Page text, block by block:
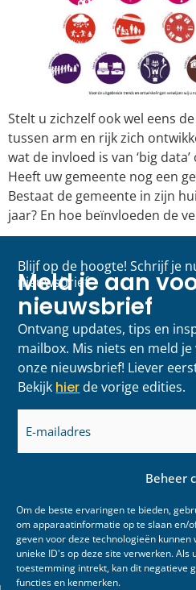
Beheer
Om de beste ervaringen te bieden,
om apparaatinformatie op te slaan en/
geven voor deze technologieën
unieke ID's op deze site verwerken.
toestemming intrekt, kan dit negatieve
functies en kenmerken.
Stelt u zichzelf ook wel eens
tussen arm en rijk zich
wat de invloed is van ‘big
Heeft uw gemeente nog een
Bestaat de gemeente in zijn
jaar? En hoe beïnvloeden de
Blijf op de hoogte! Schrijf je
nieuwsbrief
Meld je aan
nieuwsbrief
Ontvang updates, tips en
mailbox. Mis niets en meld
onze nieuwsbrief! Liever
Bekijk hier de vorige edities.
E-
mailadres
(Vereist)